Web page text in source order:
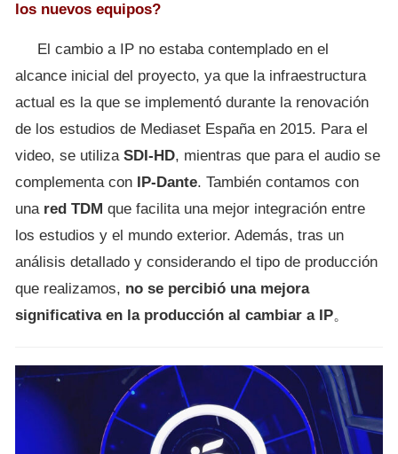
los nuevos equipos?
El cambio a IP no estaba contemplado en el
alcance inicial del proyecto, ya que la infraestructura
actual es la que se implementó durante la renovación
de los estudios de Mediaset España en 2015. Para el
video, se utiliza SDI-HD, mientras que para el audio se
complementa con IP-Dante. También contamos con
una red TDM que facilita una mejor integración entre
los estudios y el mundo exterior. Además, tras un
análisis detallado y considerando el tipo de producción
que realizamos, no se percibió una mejora
significativa en la producción al cambiar a IP。